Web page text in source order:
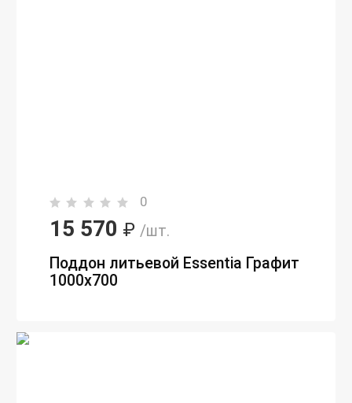
0
15 570 ₽ /шт.
Поддон литьевой Essentia Графит
1000х700